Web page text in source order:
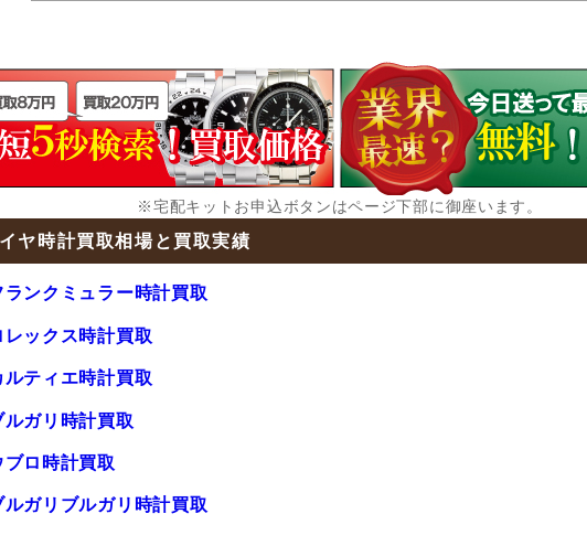
※宅配キットお申込ボタンはページ下部に御座います。
ヤ時計買取相場と買取実績
ンクミュラー時計買取
ックス時計買取
ティエ時計買取
ガリ時計買取
ロ時計買取
ガリブルガリ時計買取